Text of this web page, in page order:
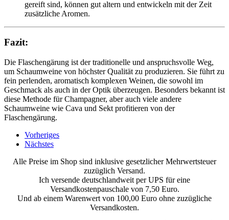
gereift sind, können gut altern und entwickeln mit der Zeit
zusätzliche Aromen.
Fazit:
Die Flaschengärung ist der traditionelle und anspruchsvolle Weg,
um Schaumweine von höchster Qualität zu produzieren. Sie führt zu
fein perlenden, aromatisch komplexen Weinen, die sowohl im
Geschmack als auch in der Optik überzeugen. Besonders bekannt ist
diese Methode für Champagner, aber auch viele andere
Schaumweine wie Cava und Sekt profitieren von der
Flaschengärung.
Vorheriges
Nächstes
Alle Preise im Shop sind inklusive gesetzlicher Mehrwertsteuer
zuzüglich Versand.
Ich versende deutschlandweit per UPS für eine
Versandkostenpauschale von 7,50 Euro.
Und ab einem Warenwert von 100,00 Euro ohne zuzügliche
Versandkosten.